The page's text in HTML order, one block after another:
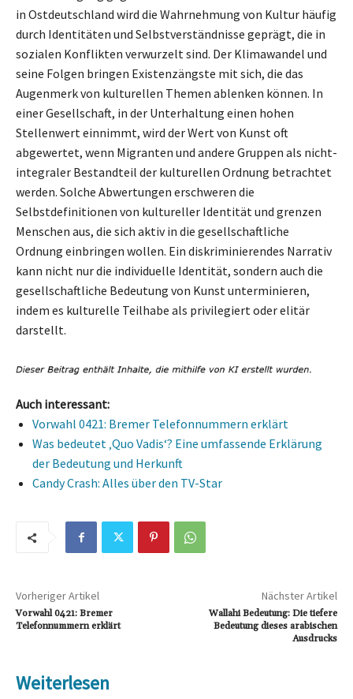
in Ostdeutschland wird die Wahrnehmung von Kultur häufig
durch Identitäten und Selbstverständnisse geprägt, die in
sozialen Konflikten verwurzelt sind. Der Klimawandel und
seine Folgen bringen Existenzängste mit sich, die das
Augenmerk von kulturellen Themen ablenken können. In
einer Gesellschaft, in der Unterhaltung einen hohen
Stellenwert einnimmt, wird der Wert von Kunst oft
abgewertet, wenn Migranten und andere Gruppen als nicht-
integraler Bestandteil der kulturellen Ordnung betrachtet
werden. Solche Abwertungen erschweren die
Selbstdefinitionen von kultureller Identität und grenzen
Menschen aus, die sich aktiv in die gesellschaftliche
Ordnung einbringen wollen. Ein diskriminierendes Narrativ
kann nicht nur die individuelle Identität, sondern auch die
gesellschaftliche Bedeutung von Kunst unterminieren,
indem es kulturelle Teilhabe als privilegiert oder elitär
darstellt.
Auch interessant:
Vorwahl 0421: Bremer Telefonnummern erklärt
Was bedeutet ‚Quo Vadis‘? Eine umfassende Erklärung
der Bedeutung und Herkunft
Candy Crash: Alles über den TV-Star
Vorheriger Artikel
Vorwahl 0421: Bremer
Telefonnummern erklärt
Nächster Artikel
Wallahi Bedeutung: Die tiefere
Bedeutung dieses arabischen
Ausdrucks
Weiterlesen